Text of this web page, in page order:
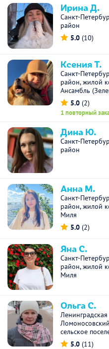
Ирина Д.
Санкт-
район
5.0 (10)
Ксения Т.
Санкт-
район, жилой
Ансамбль
5.0 (2)
1 повторный
Дина Ю.
Санкт-
район
Анна М.
Санкт-
район, жилой
Миля
5.0 (2)
Яна С.
Санкт-
район, жилой
Миля
Ольга С.
Ленинградская
сельское
5.0 (11)